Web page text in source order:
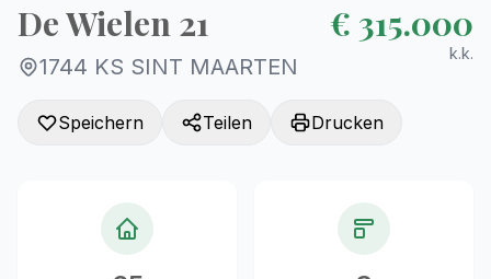
De Wielen 21
1744 KS SINT MAARTEN
€ 315.000
k.k.
Speichern Teilen Drucken